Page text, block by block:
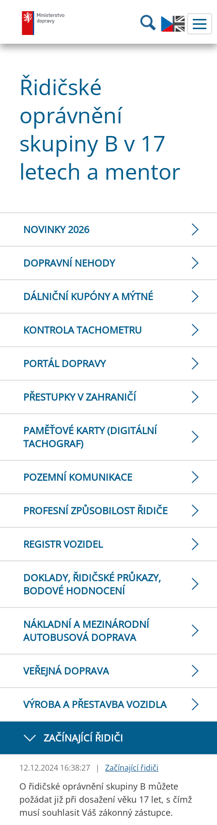
Ministerstvo dopravy Hledání
Řidičské
oprávnění
skupiny B v 17
letech a mentor
NOVINKY 2026
DOPRAVNÍ NEHODY
DÁLNIČNÍ KUPÓNY A MÝTNÉ
KONTROLA TACHOMETRU
PORTÁL DOPRAVY
PŘESTUPKY V ZAHRANIČÍ
PAMĚŤOVÉ KARTY (DIGITÁLNÍ
TACHOGRAF)
POZEMNÍ KOMUNIKACE
PROFESNÍ ZPŮSOBILOST ŘIDIČE
REGISTR VOZIDEL
DOKLADY, ŘIDIČSKÉ PRŮKAZY,
BODOVÉ HODNOCENÍ
NÁKLADNÍ A MEZINÁRODNÍ
AUTOBUSOVÁ DOPRAVA
VEŘEJNÁ DOPRAVA
VÝROBA A PŘESTAVBA VOZIDLA
ZAČÍNAJÍCÍ ŘIDIČI
12.12.2024 16:38:27 | Začínající řidiči
O řidičské oprávnění skupiny B můžete
požádat již při dosažení věku 17 let, s čímž
musí souhlasit Váš zákonný zástupce.